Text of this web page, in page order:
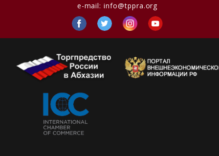
e-mail:info@tppra.org